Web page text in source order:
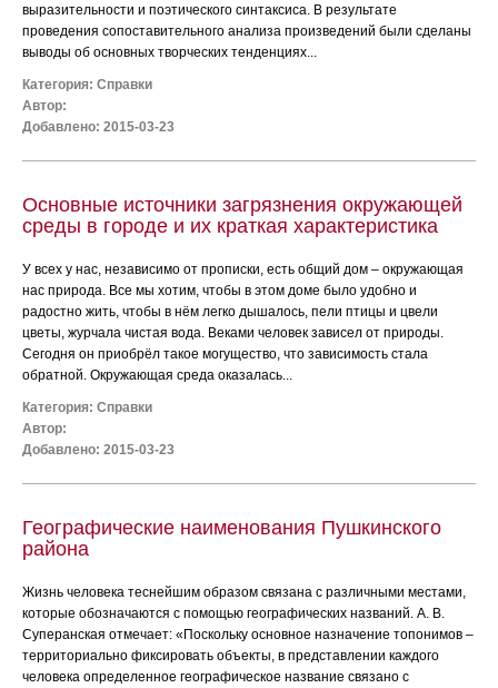
выразительности и поэтического синтаксиса. В результате
проведения сопоставительного анализа произведений были сделаны
выводы об основных творческих тенденциях...
Категория: Справки
Автор:
Добавлено: 2015-03-23
Основные источники загрязнения окружающей
среды в городе и их краткая характеристика
У всех у нас, независимо от прописки, есть общий дом – окружающая
нас природа. Все мы хотим, чтобы в этом доме было удобно и
радостно жить, чтобы в нём легко дышалось, пели птицы и цвели
цветы, журчала чистая вода. Веками человек зависел от природы.
Сегодня он приобрёл такое могущество, что зависимость стала
обратной. Окружающая среда оказалась...
Категория: Справки
Автор:
Добавлено: 2015-03-23
Географические наименования Пушкинского
района
Жизнь человека теснейшим образом связана с различными местами,
которые обозначаются с помощью географических названий. А. В.
Суперанская отмечает: «Поскольку основное назначение топонимов –
территориально фиксировать объекты, в представлении каждого
человека определенное географическое название связано с